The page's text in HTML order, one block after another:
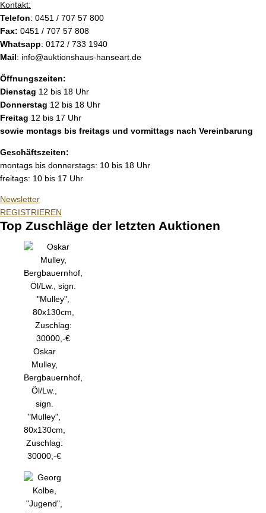
Kontakt:
Telefon: 0451 / 707 57 800
Fax: 0451 / 707 57 808
Whatsapp: 0172 / 733 1940
Mail : info@auktionshaus-hanseart.de
Öffnungszeiten:
Dienstag 12 bis 18 Uhr
Donnerstag 12 bis 18 Uhr
Freitag 12 bis 17 Uhr
sowie montags bis freitags und vormittags nach Vereinbarung
Geschäftszeiten:
montags bis donnerstags: 10 bis 18 Uhr
freitags: 10 bis 17 Uhr
Newsletter
REGISTRIEREN
Top Zuschläge der letzten Auktionen
Oskar
Mulley,
Bergbauernhof,
Öl/Lw.,
sign.
"Mulley",
80x130cm,
Zuschlag:
30000,-€